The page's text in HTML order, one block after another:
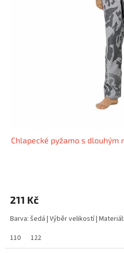
Chlapecké pyžamo s dlouhým
211 Kč
Barva: šedá | Výběr velikostí |
110
122